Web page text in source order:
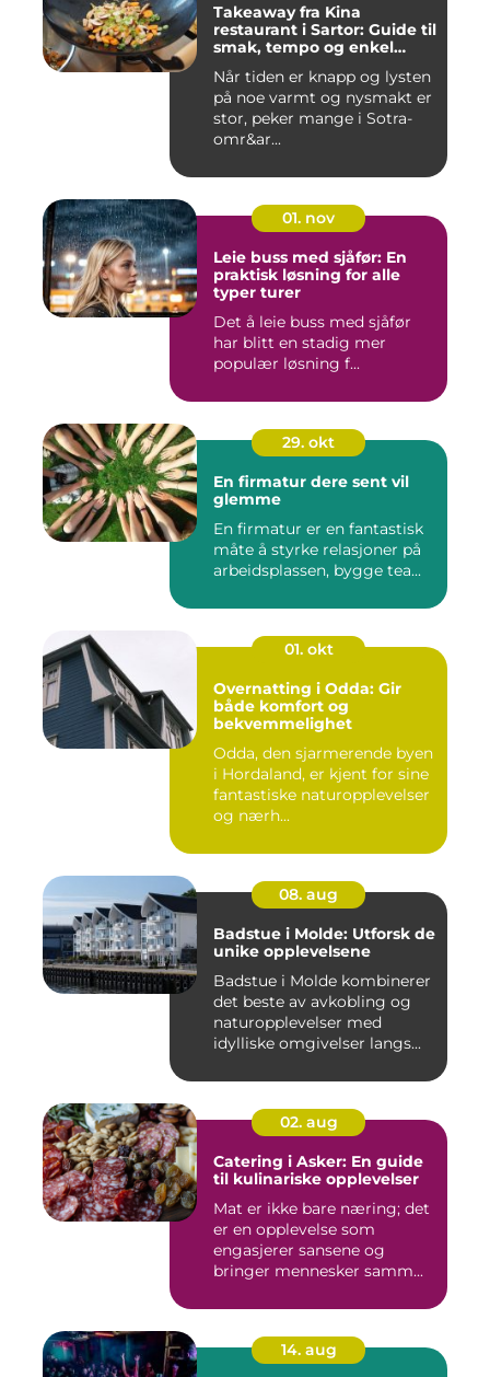
Takeaway fra Kina
restaurant i Sartor: Guide til
smak, tempo og enkel
Når tiden er knapp og lysten
på noe varmt og nysmakt er
stor, peker mange i Sotra-
omr&ar...
01. nov
Leie buss med sjåfør: En
praktisk løsning for alle
typer turer
Det å leie buss med sjåfør
har blitt en stadig mer
populær løsning f...
29. okt
En firmatur dere sent vil
glemme
En firmatur er en fantastisk
måte å styrke relasjoner på
arbeidsplassen, bygge tea...
01. okt
Overnatting i Odda: Gir
både komfort og
bekvemmelighet
Odda, den sjarmerende byen
i Hordaland, er kjent for sine
fantastiske naturopplevelser
og nærh...
08. aug
Badstue i Molde: Utforsk de
unike opplevelsene
Badstue i Molde kombinerer
det beste av avkobling og
naturopplevelser med
idylliske omgivelser langs...
02. aug
Catering i Asker: En guide
til kulinariske opplevelser
Mat er ikke bare næring; det
er en opplevelse som
engasjerer sansene og
bringer mennesker samm...
14. aug